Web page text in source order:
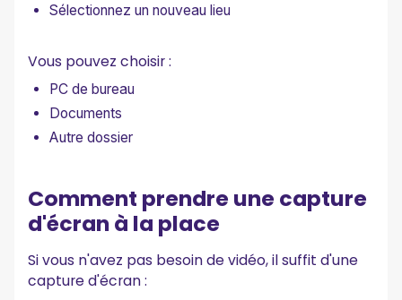
Sélectionnez un nouveau lieu
Vous pouvez choisir :
PC de bureau
Documents
Autre dossier
Comment prendre une capture
d'écran à la place
Si vous n'avez pas besoin de vidéo, il suffit d'une
capture d'écran :